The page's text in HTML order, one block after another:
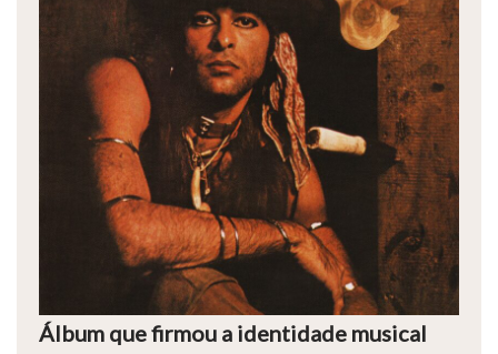
Álbum que firmou a identidade musical